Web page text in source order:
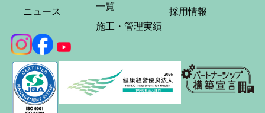
ニュース
一覧
施工・管理実績
採用情報